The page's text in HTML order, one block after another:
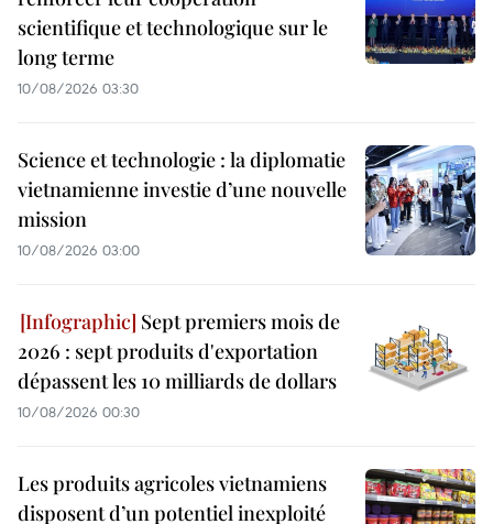
scientifique et technologique sur le
long terme
10/08/2026 03:30
Science et technologie : la diplomatie
vietnamienne investie d’une nouvelle
mission
10/08/2026 03:00
Sept premiers mois de
2026 : sept produits d'exportation
dépassent les 10 milliards de dollars
10/08/2026 00:30
Les produits agricoles vietnamiens
disposent d’un potentiel inexploité